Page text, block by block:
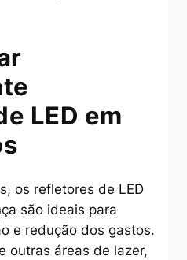
LED em
os refletores de LED
são ideais para
e redução dos gastos.
outras áreas de lazer,